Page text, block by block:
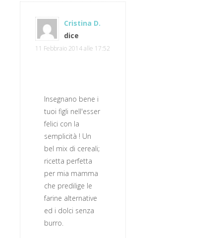
Cristina D.
dice
11 Febbraio 2014 alle 17:52
Insegnano bene i
tuoi figli nell'esser
felici con la
semplicità ! Un
bel mix di cereali;
ricetta perfetta
per mia mamma
che predilige le
farine alternative
ed i dolci senza
burro.